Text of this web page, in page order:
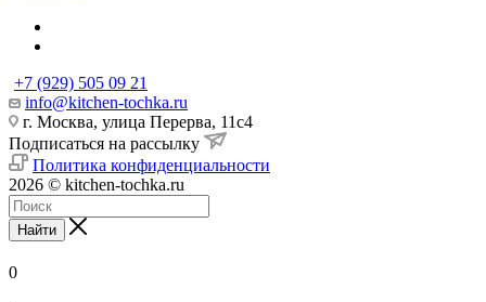
+7 (929) 505 09 21
info@kitchen-tochka.ru
г. Москва, улица Перерва, 11с4
Подписаться на рассылку
Политика конфиденциальности
2026 © kitchen-tochka.ru
Найти
0